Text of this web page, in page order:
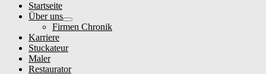
Startseite
Über uns
Firmen Chronik
Karriere
Stuckateur
Maler
Restaurator